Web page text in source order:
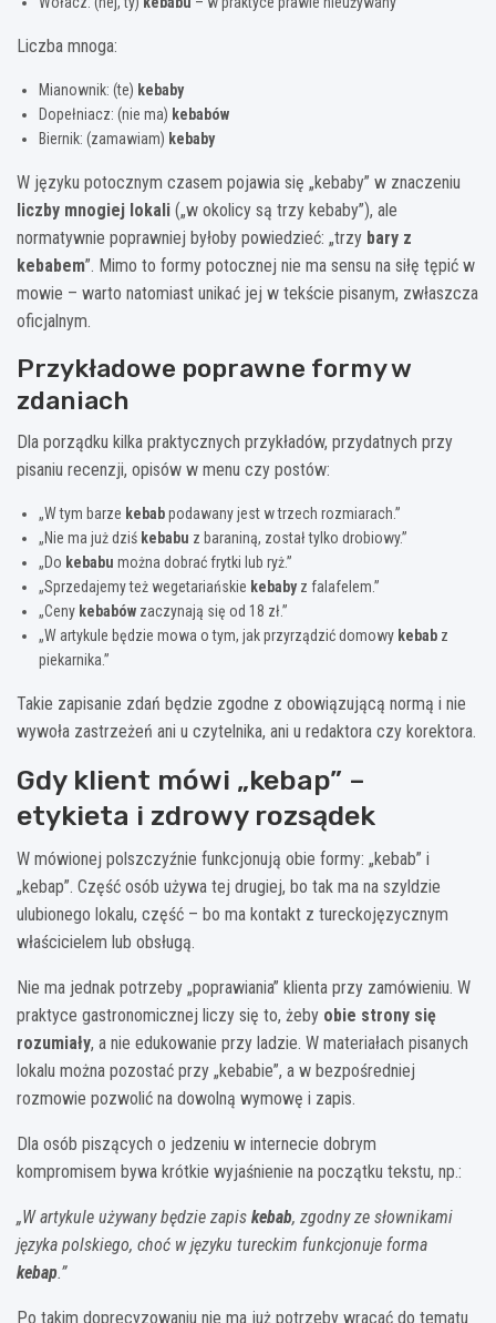
Liczba mnoga:
Mianownik: (te) kebaby
Dopełniacz: (nie ma) kebabów
Biernik: (zamawiam) kebaby
W języku potocznym czasem pojawia się „kebaby” w znaczeniu
liczby mnogiej lokali („w okolicy są trzy kebaby”), ale
normatywnie poprawniej byłoby powiedzieć: „trzy bary z
kebabem”. Mimo to formy potocznej nie ma sensu na siłę tępić w
mowie – warto natomiast unikać jej w tekście pisanym, zwłaszcza
oficjalnym.
Przykładowe poprawne formy w
zdaniach
Dla porządku kilka praktycznych przykładów, przydatnych przy
pisaniu recenzji, opisów w menu czy postów:
„W tym barze kebabpodawany jest w trzech rozmiarach.”
„Nie ma już dziś kebabu z baraniną, został tylko drobiowy.”
„Do kebabu można dobrać frytki lub ryż.”
„Sprzedajemy też wegetariańskie kebabyz falafelem.”
„Ceny kebabów zaczynają się od 18 zł.”
„W artykule będzie mowa o tym, jak przyrządzić domowy kebab z
piekarnika.”
Takie zapisanie zdań będzie zgodne z obowiązującą normą i nie
wywoła zastrzeżeń ani u czytelnika, ani u redaktora czy korektora.
Gdy klient mówi „kebap” –
etykieta i zdrowy rozsądek
W mówionej polszczyźnie funkcjonują obie formy: „kebab” i
„kebap”. Część osób używa tej drugiej, bo tak ma na szyldzie
ulubionego lokalu, część – bo ma kontakt z tureckojęzycznym
właścicielem lub obsługą.
Nie ma jednak potrzeby „poprawiania” klienta przy zamówieniu. W
praktyce gastronomicznej liczy się to, żeby obie strony się
rozumiały, a nie edukowanie przy ladzie. W materiałach pisanych
lokalu można pozostać przy „kebabie”, a w bezpośredniej
rozmowie pozwolić na dowolną wymowę i zapis.
Dla osób piszących o jedzeniu w internecie dobrym
kompromisem bywa krótkie wyjaśnienie na początku tekstu, np.:
„W artykule używany będzie zapis kebab, zgodny ze słownikami
języka polskiego, choć w języku tureckim funkcjonuje forma
kebap.”
Po takim doprecyzowaniu nie ma już potrzeby wracać do tematu